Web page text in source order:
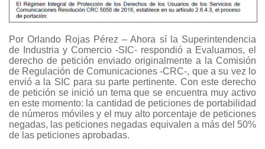
Por Orlando Rojas Pérez – Ahora sí la Superintendencia
de Industria y Comercio -SIC- respondió a Evaluamos, el
derecho de petición enviado originalmente a la Comisión
de Regulación de Comunicaciones -CRC-, que a su vez lo
envió a la SIC para su parte pertinente. Con este derecho
de petición se inició un tema que se encuentra muy activo
en este momento: la cantidad de peticiones de portabilidad
de números móviles y el muy alto porcentaje de peticiones
negadas, las peticiones negadas equivalen a más del 50%
de las peticiones aprobadas.